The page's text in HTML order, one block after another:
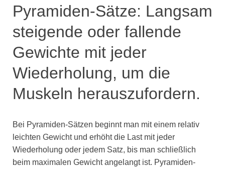
Pyramiden-Sätze: Langsam
steigende oder fallende
Gewichte mit jeder
Wiederholung, um die
Muskeln herauszufordern.
Bei Pyramiden-Sätzen beginnt man mit einem relativ
leichten Gewicht und erhöht die Last mit jeder
Wiederholung oder jedem Satz, bis man schließlich
beim maximalen Gewicht angelangt ist. Pyramiden-